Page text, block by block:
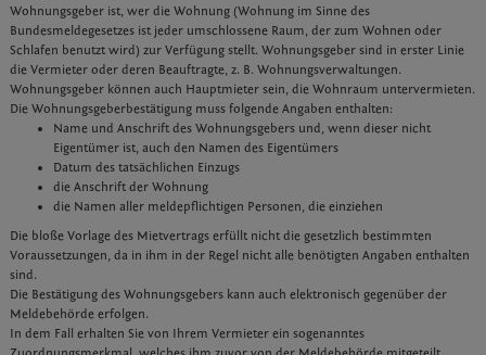
Wohnungsgeber ist, wer die Wohnung (Wohnung im Sinne des
Bundesmeldegesetzes ist jeder umschlossene Raum, der zum Wohnen oder
Schlafen benutzt wird) zur Verfügung stellt. Wohnungsgeber sind in erster Linie
die Vermieter oder deren Beauftragte, z. B. Wohnungsverwaltungen.
Wohnungsgeber können auch Hauptmieter sein, die Wohnraum untervermieten.
Die Wohnungsgeberbestätigung muss folgende Angaben enthalten:
Name und Anschrift des Wohnungsgebers und, wenn dieser nicht
Eigentümer ist, auch den Namen des Eigentümers
Datum des tatsächlichen Einzugs
die Anschrift der Wohnung
die Namen aller meldepflichtigen Personen, die einziehen
Die bloße Vorlage des Mietvertrags erfüllt nicht die gesetzlich bestimmten
Voraussetzungen, da in ihm in der Regel nicht alle benötigten Angaben enthalten
sind.
Die Bestätigung des Wohnungsgebers kann auch elektronisch gegenüber der
Meldebehörde erfolgen.
In dem Fall erhalten Sie von Ihrem Vermieter ein sogenanntes